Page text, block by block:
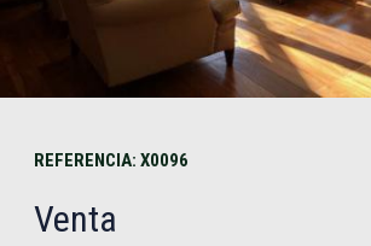
REFERENCIA: X0096
Venta